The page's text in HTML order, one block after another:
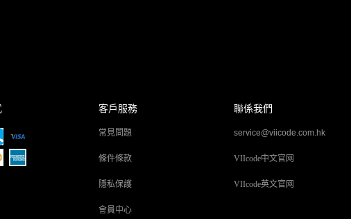
客戶服務
常見問題
條件條款
隱私保護
會員中心
聯係我們
service@viicode.com.hk
VIIcode中文官网
VIIcode英文官网